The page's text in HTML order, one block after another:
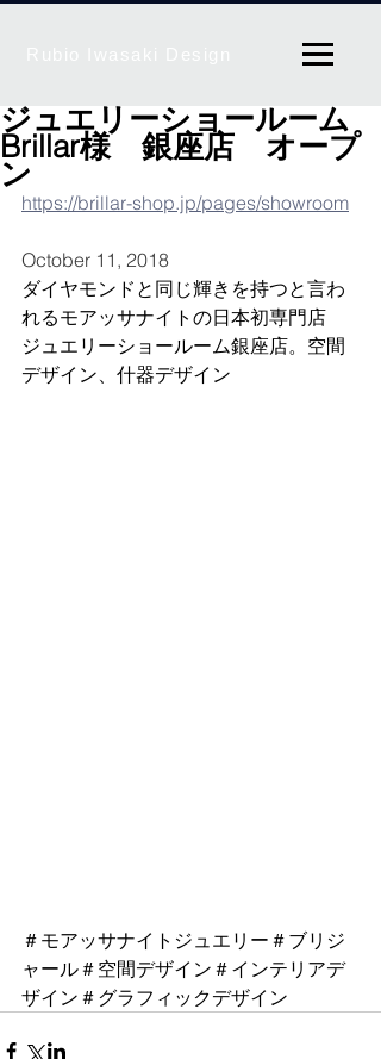
ジュエリーショールーム
Brillar様 銀座店 オープ
ン
https://brillar-shop.jp/pages/showroom
October 11, 2018
ダイヤモンドと同じ輝きを持つと言わ
れるモアッサナイトの日本初専門店
ジュエリーショールーム銀座店。空間
デザイン、什器デザイン
＃モアッサナイトジュエリー＃ブリジ
ャール＃空間デザイン＃インテリアデ
ザイン＃グラフィックデザイン